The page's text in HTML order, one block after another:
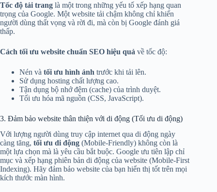
Tốc độ tải trang là một trong những yếu tố xếp hạng quan
trọng của Google. Một website tải chậm không chỉ khiến
người dùng thất vọng và rời đi, mà còn bị Google đánh giá
thấp.
Cách tối ưu website chuẩn SEO hiệu quả về tốc độ:
Nén và tối ưu hình ảnh trước khi tải lên.
Sử dụng hosting chất lượng cao.
Tận dụng bộ nhớ đệm (cache) của trình duyệt.
Tối ưu hóa mã nguồn (CSS, JavaScript).
3. Đảm bảo website thân thiện với di động (Tối ưu di động)
Với lượng người dùng truy cập internet qua di động ngày
càng tăng, tối ưu di động (Mobile-Friendly) không còn là
một lựa chọn mà là yêu cầu bắt buộc. Google ưu tiên lập chỉ
mục và xếp hạng phiên bản di động của website (Mobile-First
Indexing). Hãy đảm bảo website của bạn hiển thị tốt trên mọi
kích thước màn hình.